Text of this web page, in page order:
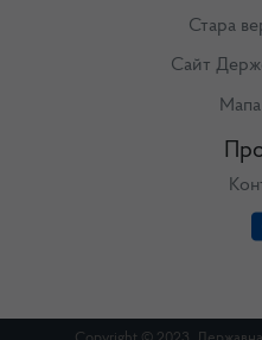
Стара
Сайт